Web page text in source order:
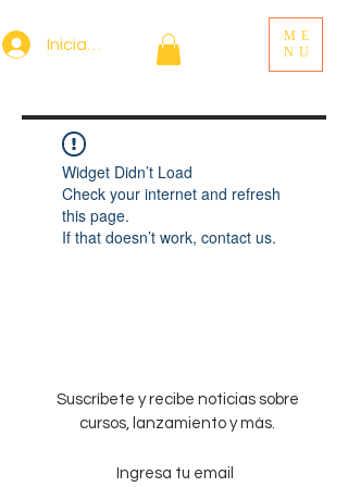
Iniciar sesión
ME
NU
Widget Didn’t Load
Check your internet and refresh
this page.
If that doesn’t work, contact us.
Suscríbete y recibe noticias sobre
cursos, lanzamiento y más.